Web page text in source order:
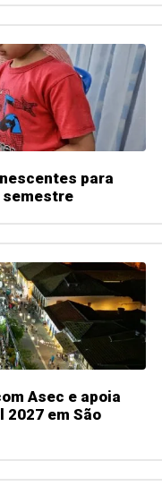
para
semestre
Asec e apoia
2027 em São